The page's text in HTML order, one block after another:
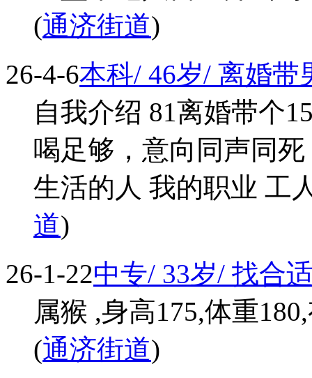
(通济街道)
26-4-6本科/ 46岁/ 离婚带
自我介绍 81离婚带个
喝足够，意向同声同
生活的人 我的职业 工
道)
26-1-22中专/ 33岁/ 找合
属猴 ,身高175,体重
(通济街道)